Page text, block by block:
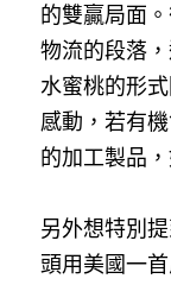
的雙贏局面
物流的段落
水蜜桃的形
感動，若有
的加工製品
另外想特別
頭用美國一